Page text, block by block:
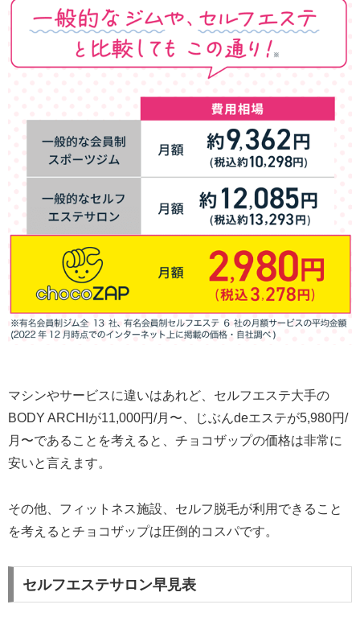
マシンやサービスに違いはあれど、セルフエステ大手の
BODY ARCHIが11,000円/月〜、じぶんdeエステが5,980円/
月〜であることを考えると、チョコザップの価格は非常に
安いと言えます。
その他、フィットネス施設、セルフ脱毛が利用できること
を考えるとチョコザップは圧倒的コスパです。
セルフエステサロン早見表